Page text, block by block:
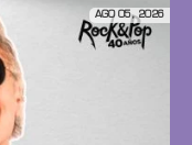
AGO 05, 2026